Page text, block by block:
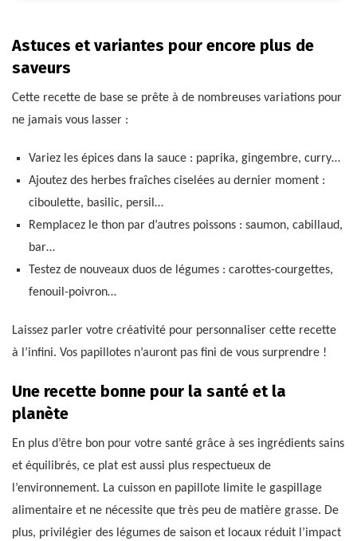
Astuces et variantes pour encore plus de
saveurs
Cette recette de base se prête à de nombreuses variations pour
ne jamais vous lasser :
Variez les épices dans la sauce : paprika, gingembre, curry…
Ajoutez des herbes fraîches ciselées au dernier moment :
ciboulette, basilic, persil…
Remplacez le thon par d’autres poissons : saumon, cabillaud,
bar…
Testez de nouveaux duos de légumes : carottes-courgettes,
fenouil-poivron…
Laissez parler votre créativité pour personnaliser cette recette
à l’infini. Vos papillotes n’auront pas fini de vous surprendre !
Une recette bonne pour la santé et la
planète
En plus d’être bon pour votre santé grâce à ses ingrédients sains
et équilibrés, ce plat est aussi plus respectueux de
l’environnement. La cuisson en papillote limite le gaspillage
alimentaire et ne nécessite que très peu de matière grasse. De
plus, privilégier des légumes de saison et locaux réduit l’impact